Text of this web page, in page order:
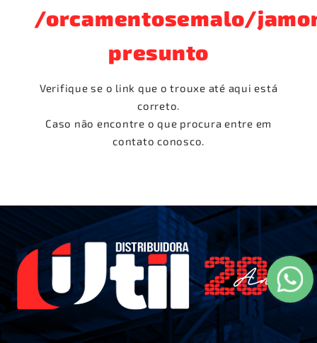
/orcamentosemalo/
presunto
Verifique se o link que o trouxe até aqui está
correto.
Caso não encontre o que procura entre em
contato conosco.